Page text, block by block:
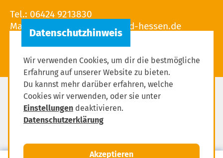
Tel.: 06424 9213830
Mail:
Impressum
Datenschutzerklärung
Wir verwenden Cookies, um dir die bestmögliche
Erfahrung auf unserer Website zu bieten.
Du kannst mehr darüber erfahren, welche
Cookies wir verwenden, oder sie unter
Einstellungen deaktivieren.
Datenschutzerklärung
Akzeptieren